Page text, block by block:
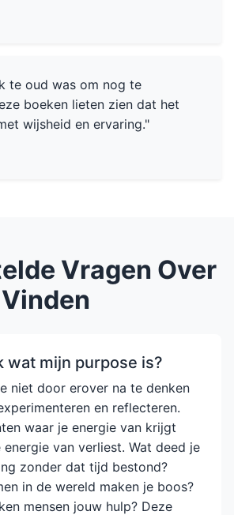
te oud was om nog te
boeken lieten zien dat het
wijsheid en ervaring."
Vragen Over
wat mijn purpose is?
niet door erover na te denken
en reflecteren.
waar je energie van krijgt
energie van verliest. Wat deed je
zonder dat tijd bestond?
in de wereld maken je boos?
mensen jouw hulp? Deze